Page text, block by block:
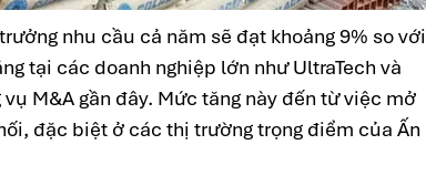
nhu cầu cả năm sẽ đạt khoảng 9% so với
tại các doanh nghiệp lớn như UltraTech và
M&A gần đây. Mức tăng này đến từ việc mở
đặc biệt ở các thị trường trọng điểm của Ấn